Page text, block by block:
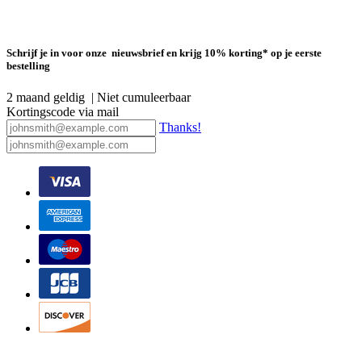
Schrijf je in voor onze nieuwsbrief en krijg 10% korting* op je eerste
bestelling
2 maand geldig | Niet cumuleerbaar
Kortingscode via mail
Thanks!